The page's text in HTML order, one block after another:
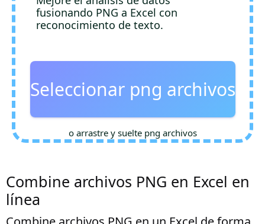
fusionando PNG a Excel con
reconocimiento de texto.
Seleccionar png archivos
o arrastre y suelte png archivos
Combine archivos PNG en Excel en
línea